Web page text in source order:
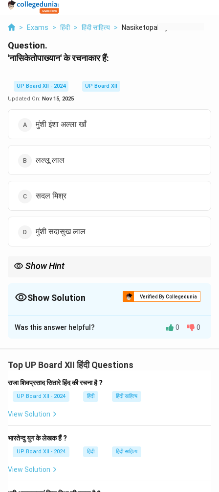
> Exams > हिंदी > हिंदी साहित्य > Nasiketopakhyan Ke R...
Question.
'नासिकेतोपाख्यान' के रचनाकार हैं:
UP Board XII - 2024
UP Board XII
Updated On: Nov 15, 2025
मुंशी इंशा अल्ला खाँ
लल्लू लाल
सदल मिश्र
मुंशी सदासुख लाल
Show Hint
Show Solution Verified By Collegedunia
The Correct Option isB
Solution and Explanation
साहित्य में प्रसिद्ध उपाख्यानों में से एक है, जिसमें नासिकेत की कहानी
Download Solution in PDF
Was this answer helpful? 0 0
Top UP Board XII हिंदी Questions
राजा शिवप्रसाद सितारे हिंद की रचना है ?
UP Board XII - 2024 हिंदी हिंदी साहित्य
View Solution
भारतेन्दु युग के लेखक हैं ?
UP Board XII - 2024 हिंदी हिंदी साहित्य
View Solution